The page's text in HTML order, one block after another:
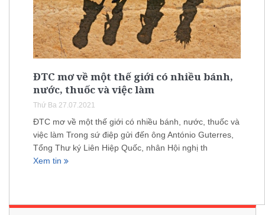
ĐTC mơ về một thế giới có nhiều bánh,
nước, thuốc và việc làm
Thứ Ba 27.07.2021
ĐTC mơ về một thế giới có nhiều bánh, nước, thuốc và
việc làm Trong sứ điệp gửi đến ông António Guterres,
Tổng Thư ký Liên Hiệp Quốc, nhân Hội nghị th
Xem tin